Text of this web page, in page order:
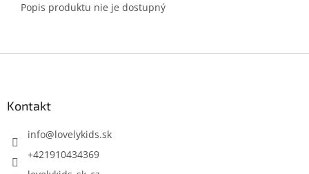
Popis produktu nie je dostupný
Kontakt
info@lovelykids.sk
+421910434369